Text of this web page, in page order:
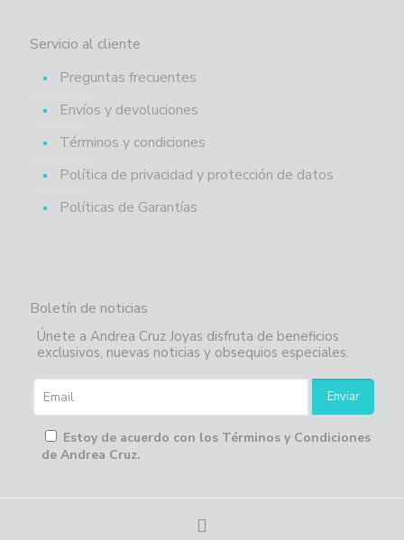
Servicio al cliente
Preguntas frecuentes
Envíos y devoluciones
Términos y condiciones
Política de privacidad y protección de datos
Políticas de Garantías
Boletín de noticias
Únete a Andrea Cruz Joyas disfruta de beneficios
exclusivos, nuevas noticias y obsequios especiales.
Estoy de acuerdo con los Términos y Condiciones
de Andrea Cruz.